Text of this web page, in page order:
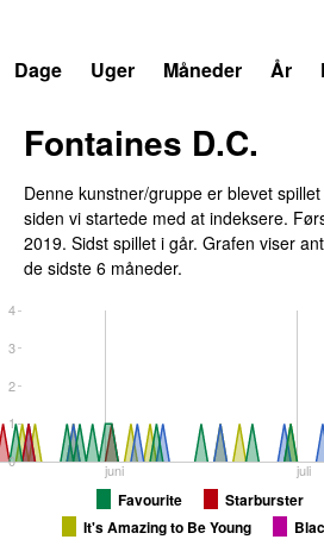
Dage
Uger Måneder År
Fontaines D.C.
Denne kunstner/gruppe er blevet spillet
siden vi startede med at indeksere.
2019. Sidst spillet i går. Grafen viser
de sidste 6 måneder.
juni juli
0
1
2
3
4
Favourite Starburster
It's Amazing to Be Young